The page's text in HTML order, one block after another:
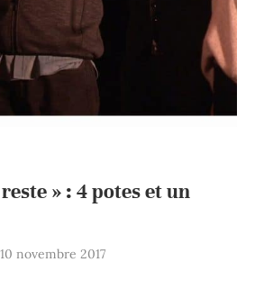
» : 4 potes et un
10 novembre 2017